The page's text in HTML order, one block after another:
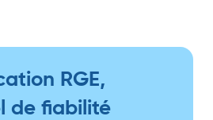
RGE,
de fiabilité